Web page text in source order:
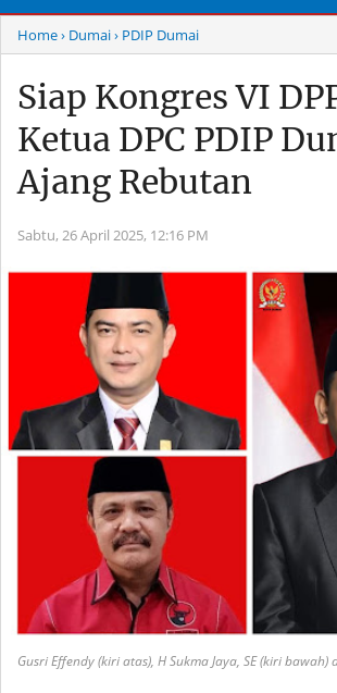
Home› Dumai› PDIP Dumai
Siap Kongres VI
Ketua DPC PDIP
Ajang Rebutan
Sabtu, 26 April 2025, 12:16 PM
Gusri Effendy (kiri atas), H Sukma Jaya, SE (kiri